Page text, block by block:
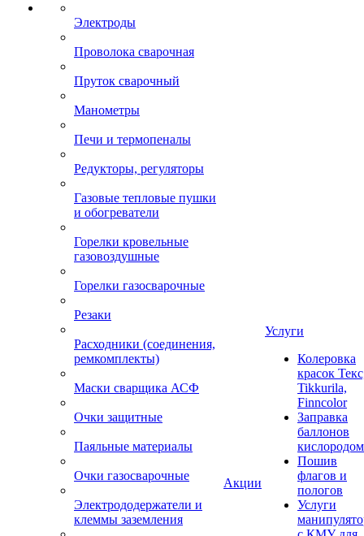
Электроды
Проволока сварочная
Пруток сварочный
Манометры
Печи и термопеналы
Редукторы, регуляторы
Газовые тепловые пушки
и обогреватели
Горелки кровельные
газовоздушные
Горелки газосварочные
Резаки
Расходники (соединения,
ремкомплекты)
Маски сварщика АСФ
Очки защитные
Паяльные материалы
Очки газосварочные
Электрододержатели и
клеммы заземления
Акции
Услуги
Колеровка
красок
Tikkurila,
Finncolor
Заправка
баллонов
кислородом
Пошив
флагов и
пологов
Услуги